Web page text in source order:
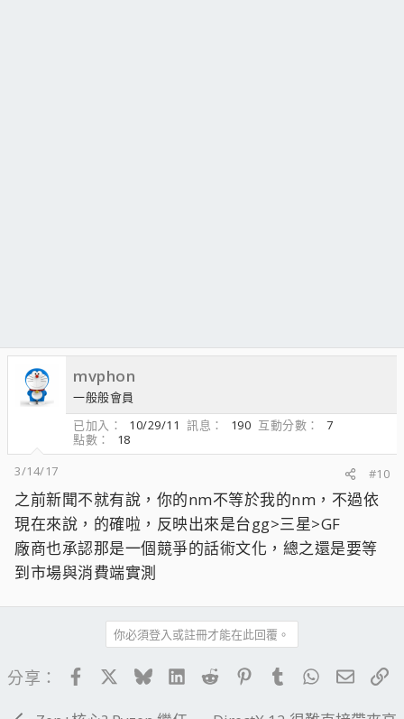
mvphon
一般般會員
已加入
10/29/11 訊息 190 互動分數
7
點數
18
3/14/17
#10
之前新聞不就有說，你的nm不等於我的nm，不過依
現在來說，的確啦，反映出來是台gg>三星>GF
廠商也承認那是一個競爭的話術文化，總之還是要等
到市場與消費端實測
你必須登入或註冊才能在此回覆。
分享： FacebookBlueskyLinkedIn
Reddit PinterestTumblrWhatsApp
電子